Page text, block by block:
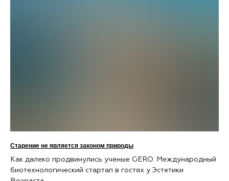
Старение не является законом природы
Как далеко продвинулись ученые GERO. Международный
биотехнологический стартап в гостях у Эстетики